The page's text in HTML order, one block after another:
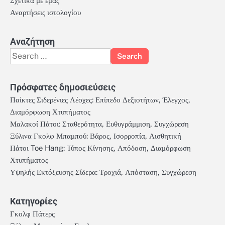
Αναρτήσεις ιστολογίου
Αναζήτηση
Search
for:
Πρόσφατες δημοσιεύσεις
Παίκτες Σιδερένιες Λέσχες: Επίπεδο Δεξιοτήτων, Έλεγχος,
Διαμόρφωση Χτυπήματος
Μαλακοί Πάτοι: Σταθερότητα, Ευθυγράμμιση, Συγχώρεση
Ξύλινα Γκολφ Μπαμπού: Βάρος, Ισορροπία, Αισθητική
Πάτοι Toe Hang: Τύπος Κίνησης, Απόδοση, Διαμόρφωση
Χτυπήματος
Υψηλής Εκτόξευσης Σίδερα: Τροχιά, Απόσταση, Συγχώρεση
Κατηγορίες
Γκολφ Πάτερς